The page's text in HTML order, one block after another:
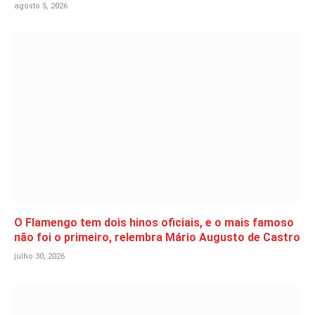
agosto 5, 2026
O Flamengo tem dois hinos oficiais, e o mais famoso
não foi o primeiro, relembra Mário Augusto de Castro
julho 30, 2026